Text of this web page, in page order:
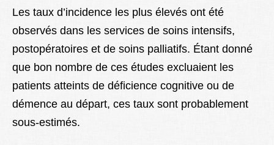
Les taux d’incidence les plus élevés ont été
observés dans les services de soins intensifs,
postopératoires et de soins palliatifs. Étant donné
que bon nombre de ces études excluaient les
patients atteints de déficience cognitive ou de
démence au départ, ces taux sont probablement
sous-estimés.